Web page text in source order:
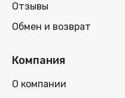
Отзывы
Обмен и возврат
Компания
О компании